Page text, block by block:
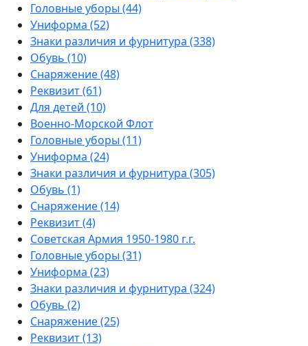
Головные уборы (44)
Униформа (52)
Знаки различия и фурнитура (338)
Обувь (10)
Снаряжение (48)
Реквизит (61)
Для детей (10)
Военно-Морской Флот
Головные уборы (11)
Униформа (24)
Знаки различия и фурнитура (305)
Обувь (1)
Снаряжение (14)
Реквизит (4)
Советская Армия 1950-1980 г.г.
Головные уборы (31)
Униформа (23)
Знаки различия и фурнитура (324)
Обувь (2)
Снаряжение (25)
Реквизит (13)